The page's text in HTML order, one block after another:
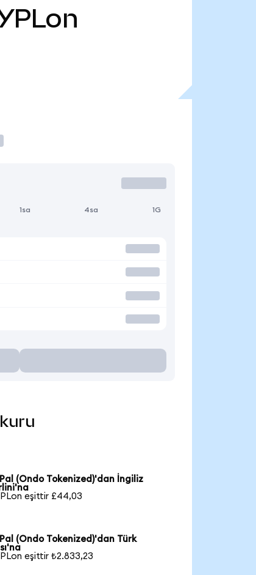
1sa 4sa 1G
(Ondo Tokenized)'dan İngiliz
eşittir £44,03
(Ondo Tokenized)'dan Türk
eşittir ₺2.833,23